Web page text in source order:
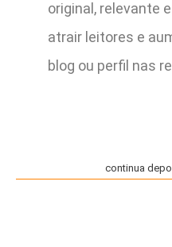
original, relevante
atrair leitores e
blog ou perfil nas
continua